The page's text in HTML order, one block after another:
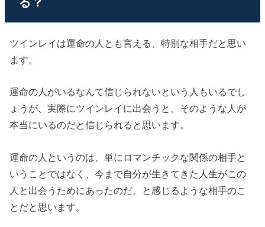
ツインレイは運命の人とも言える、特別な相手だと思い
ます。
運命の人がいるなんて信じられないという人もいるでし
ょうが、実際にツインレイに出会うと、そのような人が
本当にいるのだと信じられると思います。
運命の人というのは、単にロマンチックな関係の相手と
いうことではなく、今まで自分が生きてきた人生がこの
人と出会うためにあったのだ、と感じるような相手のこ
とだと思います。